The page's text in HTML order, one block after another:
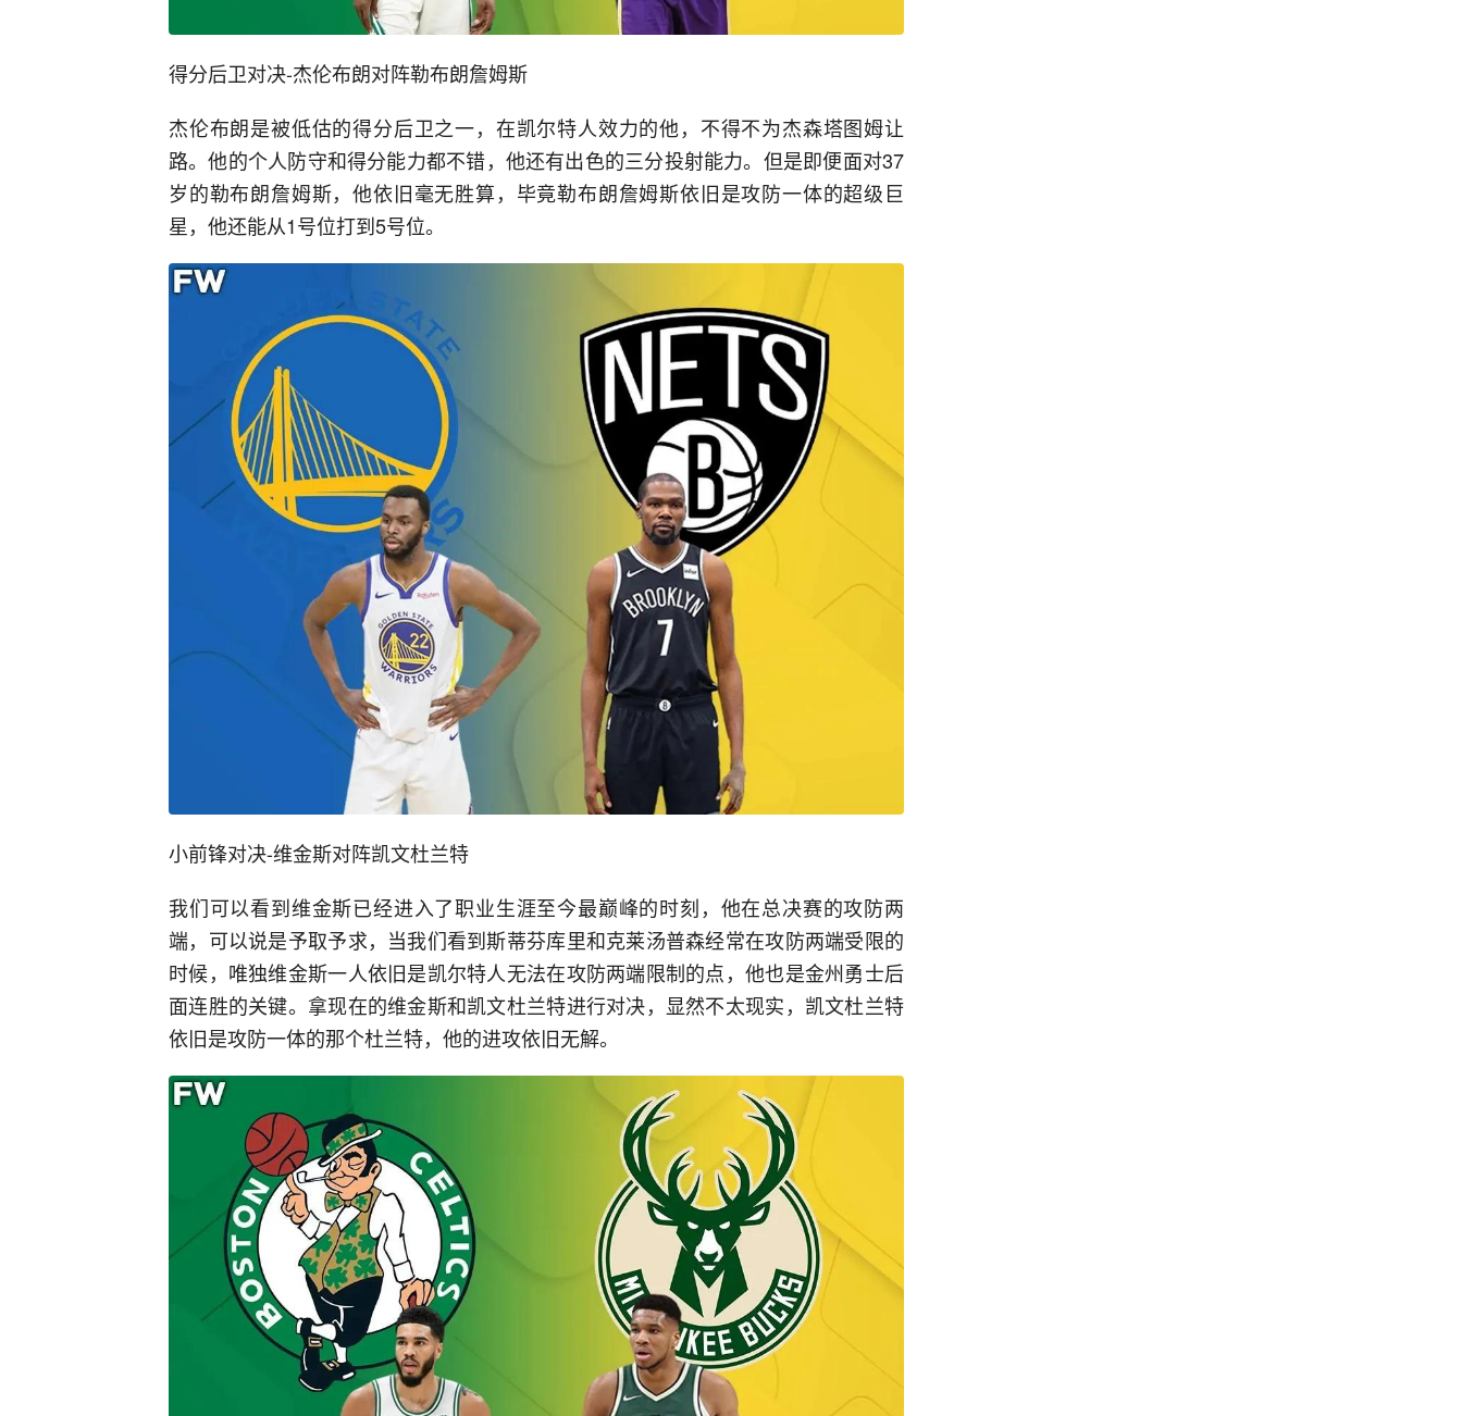
得分后卫对决-杰伦布朗对阵勒布朗詹姆斯
杰伦布朗是被低估的得分后卫之一，在凯尔特人效力的他，不得不为杰森塔图姆让
路。他的个人防守和得分能力都不错，他还有出色的三分投射能力。但是即便面对37
岁的勒布朗詹姆斯，他依旧毫无胜算，毕竟勒布朗詹姆斯依旧是攻防一体的超级巨
星，他还能从1号位打到5号位。
小前锋对决-维金斯对阵凯文杜兰特
我们可以看到维金斯已经进入了职业生涯至今最巅峰的时刻，他在总决赛的攻防两
端，可以说是予取予求，当我们看到斯蒂芬库里和克莱汤普森经常在攻防两端受限的
时候，唯独维金斯一人依旧是凯尔特人无法在攻防两端限制的点，他也是金州勇士后
面连胜的关键。拿现在的维金斯和凯文杜兰特进行对决，显然不太现实，凯文杜兰特
依旧是攻防一体的那个杜兰特，他的进攻依旧无解。